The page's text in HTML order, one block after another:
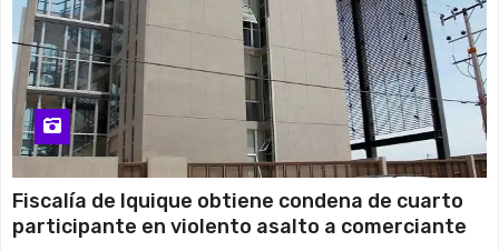
Fiscalía de Iquique obtiene condena de cuarto
participante en violento asalto a comerciante